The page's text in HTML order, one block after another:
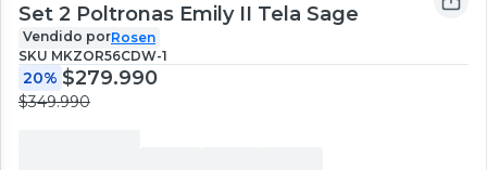
Set 2 Poltronas Emily II Tela Sage
Vendido porRosen
SKU MKZOR56CDW-1
20% $279.990
$349.990